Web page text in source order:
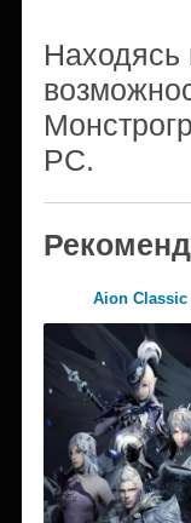
Находясь
PC.
Aion Classic